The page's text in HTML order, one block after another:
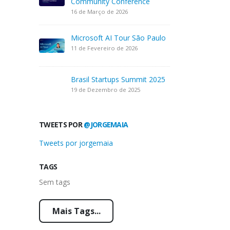
16 de Março de 2026
Microsoft AI Tour São Paulo
11 de Fevereiro de 2026
Brasil Startups Summit 2025
19 de Dezembro de 2025
TWEETS POR@JORGEMAIA
Tweets por jorgemaia
TAGS
Sem tags
Mais Tags...